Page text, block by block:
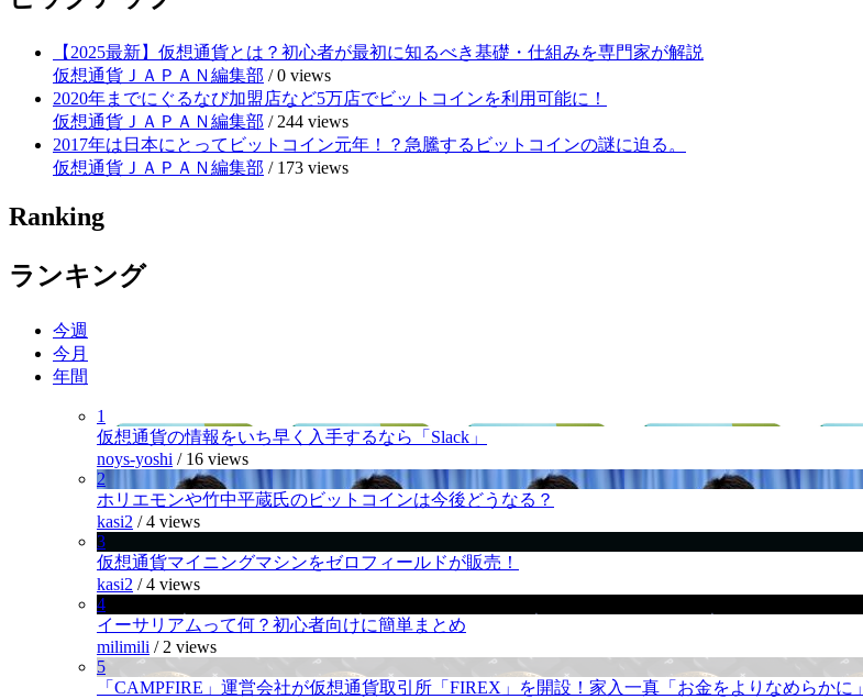
【2025最新】仮想通貨とは？初心者が最初に知るべき基礎・仕組みを専門家が解説
仮想通貨ＪＡＰＡＮ編集部 /0 views
2020年までにぐるなび加盟店など5万店でビットコインを利用可能に！
仮想通貨ＪＡＰＡＮ編集部 / 244 views
2017年は日本にとってビットコイン元年！？急騰するビットコインの謎に迫る。
仮想通貨ＪＡＰＡＮ編集部 / 173 views
Ranking
ランキング
今週
今月
年間
1
仮想通貨の情報をいち早く入手するなら「Slack」
noys-yoshi / 16 views
2
ホリエモンや竹中平蔵氏のビットコインは今後どうなる？
kasi2 /4 views
3
仮想通貨マイニングマシンをゼロフィールドが販売！
kasi2 /4 views
4
イーサリアムって何？初心者向けに簡単まとめ
milimili / 2 views
5
「CAMPFIRE」運営会社が仮想通貨取引所「FIREX」を開設！家入一真「お金をよりなめらかに」